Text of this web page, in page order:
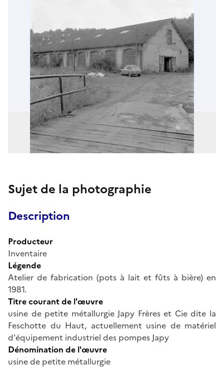
Sujet de la photographie
Description
Producteur
Inventaire
Légende
Atelier de fabrication (pots à lait et fûts à bière) en
1981.
Titre courant de l'œuvre
usine de petite métallurgie Japy Frères et Cie dite la
Feschotte du Haut, actuellement usine de matériel
d'équipement industriel des pompes Japy
Dénomination de l'œuvre
usine de petite métallurgie